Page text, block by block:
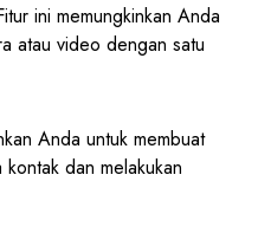
ini memungkinkan Anda
atau video dengan satu
Anda untuk membuat
dan melakukan